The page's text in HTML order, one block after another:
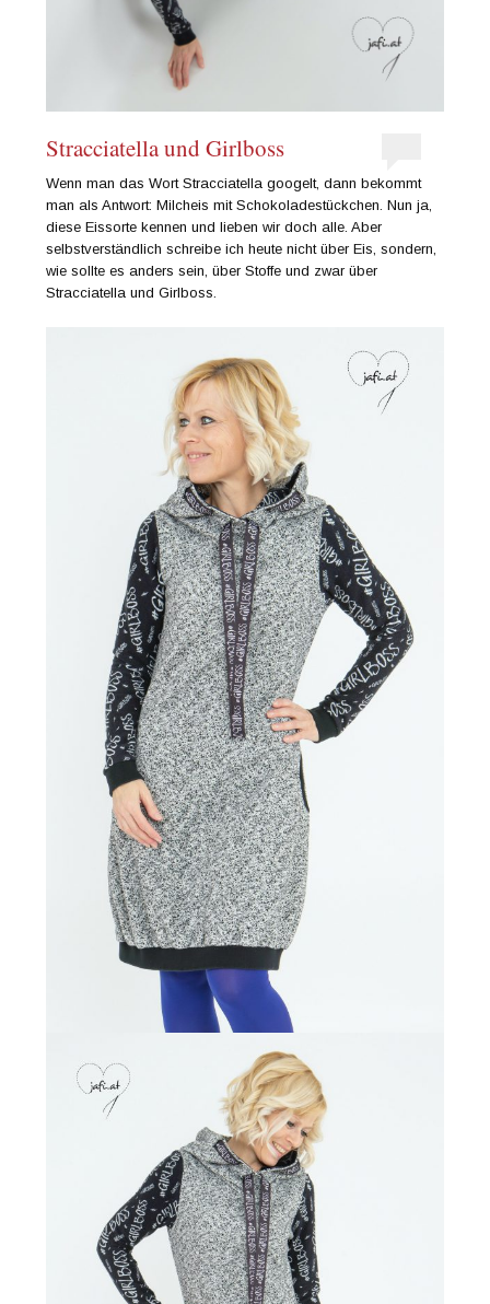
Stracciatella und Girlboss
Wenn man das Wort Stracciatella googelt, dann bekommt
man als Antwort: Milcheis mit Schokoladestückchen. Nun ja,
diese Eissorte kennen und lieben wir doch alle. Aber
selbstverständlich schreibe ich heute nicht über Eis, sondern,
wie sollte es anders sein, über Stoffe und zwar über
Stracciatella und Girlboss.